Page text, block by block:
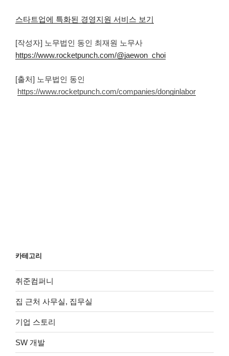
스타트업에 특화된 경영지원 서비스 보기
[작성자] 노무법인 동인 최재원 노무사
https://www.rocketpunch.com/@jaewon_choi
[출처] 노무법인 동인
https://www.rocketpunch.com/companies/donginlabor
카테고리
취준컴퍼니
집 근처 사무실, 집무실
기업 스토리
SW 개발